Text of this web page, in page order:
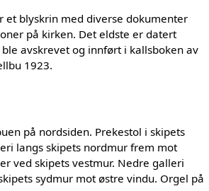
et blyskrin med diverse dokumenter
på kirken. Det eldste er datert
avskrevet og innført i kallsboken av
1923.
på nordsiden. Prekestol i skipets
langs skipets nordmur frem mot
ved skipets vestmur. Nedre galleri
sydmur mot østre vindu. Orgel på